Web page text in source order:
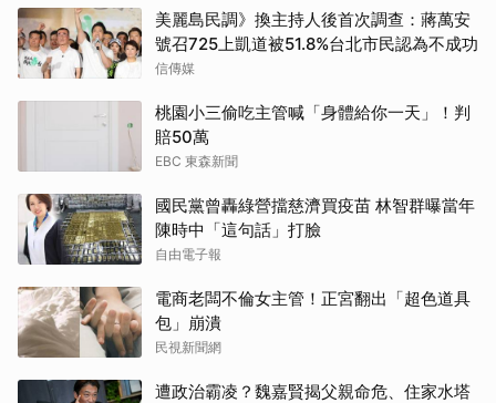
美麗島民調》換主持人後首次調查：蔣萬安
號召725上凱道被51.8%台北市民認為不成功
信傳媒
桃園小三偷吃主管喊「身體給你一天」！判
賠50萬
EBC 東森新聞
國民黨曾轟綠營擋慈濟買疫苗 林智群曝當年
陳時中「這句話」打臉
自由電子報
電商老闆不倫女主管！正宮翻出「超色道具
包」崩潰
民視新聞網
遭政治霸凌？魏嘉賢揭父親命危、住家水塔